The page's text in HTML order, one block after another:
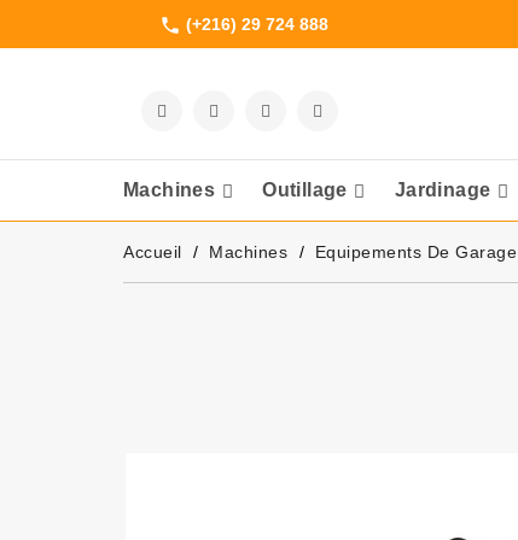
phone (+216) 29 724 888
Machines Outillage Jardinage
Accueil Machines Equipements De Garage